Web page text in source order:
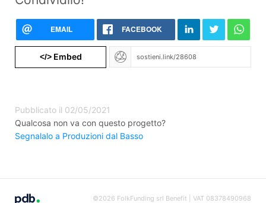
EMAIL FACEBOOK
</>Embed
Pubblicato il 02/05/2021
Qualcosa non va con questo progetto?
Segnalalo a Produzioni dal Basso
©2026 FolkFunding srl Benefit | VAT 08378490968